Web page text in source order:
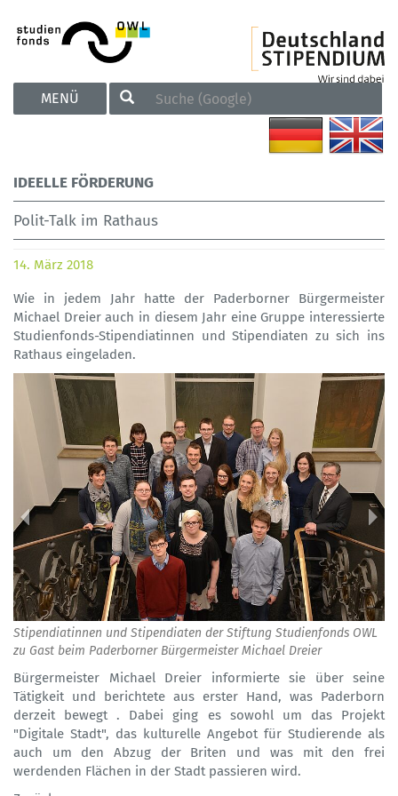
TOGGLE
NAVIGATION
MENÜ
IDEELLE FÖRDERUNG
Polit-Talk im Rathaus
14. März 2018
Wie in jedem Jahr hatte der Paderborner Bürgermeister
Michael Dreier auch in diesem Jahr eine Gruppe interessierte
Studienfonds-Stipendiatinnen und Stipendiaten zu sich ins
Rathaus eingeladen.
Stipendiatinnen und Stipendiaten der Stiftung Studienfonds OWL
zu Gast beim Paderborner Bürgermeister Michael Dreier
Previous Next
Bürgermeister Michael Dreier informierte sie über seine
Tätigkeit und berichtete aus erster Hand, was Paderborn
derzeit bewegt . Dabei ging es sowohl um das Projekt
"Digitale Stadt", das kulturelle Angebot für Studierende als
auch um den Abzug der Briten und was mit den frei
werdenden Flächen in der Stadt passieren wird.